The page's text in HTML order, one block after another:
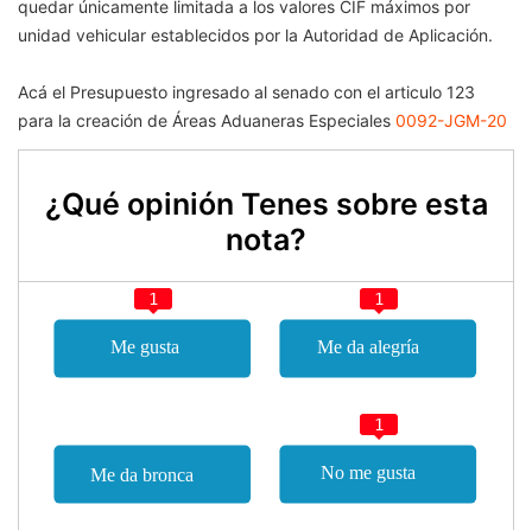
quedar únicamente limitada a los valores CIF máximos por
unidad vehicular establecidos por la Autoridad de Aplicación.
Acá el Presupuesto ingresado al senado con el articulo 123
para la creación de Áreas Aduaneras Especiales 0092-JGM-20
¿Qué opinión Tenes sobre esta
nota?
1 1
1